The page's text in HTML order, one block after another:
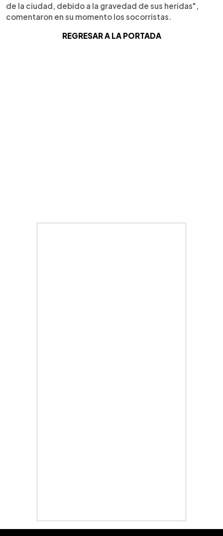
de la ciudad, debido a la gravedad de sus heridas",
comentaron en su momento los socorristas.
REGRESAR A LA PORTADA